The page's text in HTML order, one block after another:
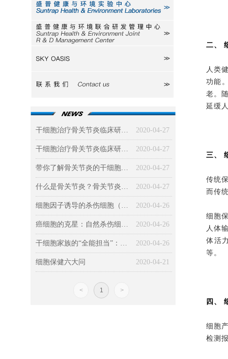
二、
人类
功能
老。
延缓
三、
传统
而传
细胞
人体
体活
等。
四、
细胞
检测
实验中心
研发中心
联系我们
2020-04-27
干细胞治疗骨关节炎临床研究及效果分析（下）
2020-04-27
干细胞治疗骨关节炎临床研究及效果分析（上）
2020-04-27
带你了解骨关节炎的干细胞治疗技术
2020-04-27
什么是骨关节炎？骨关节炎的传统疗法如何？
2020-04-26
细胞因子诱导的杀伤细胞（CIK细胞）及细胞配合治疗方法
2020-04-26
癌细胞的克星：自然杀伤细胞（NK细胞）
2020-04-26
干细胞家族的“全能担当”：间充质干细胞（MSC）
2020-04-21
细胞保健六大问
< 1 >